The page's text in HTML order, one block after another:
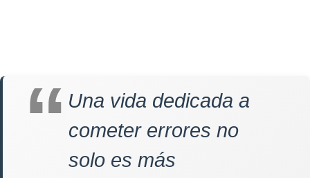
Una vida dedicada a
cometer errores no
solo es más